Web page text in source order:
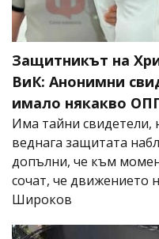
Защитникът на
ВиК: Анонимни
имало някакво
Има тайни свидетели,
веднага защитата
допълни, че към
сочат, че движението
Широков